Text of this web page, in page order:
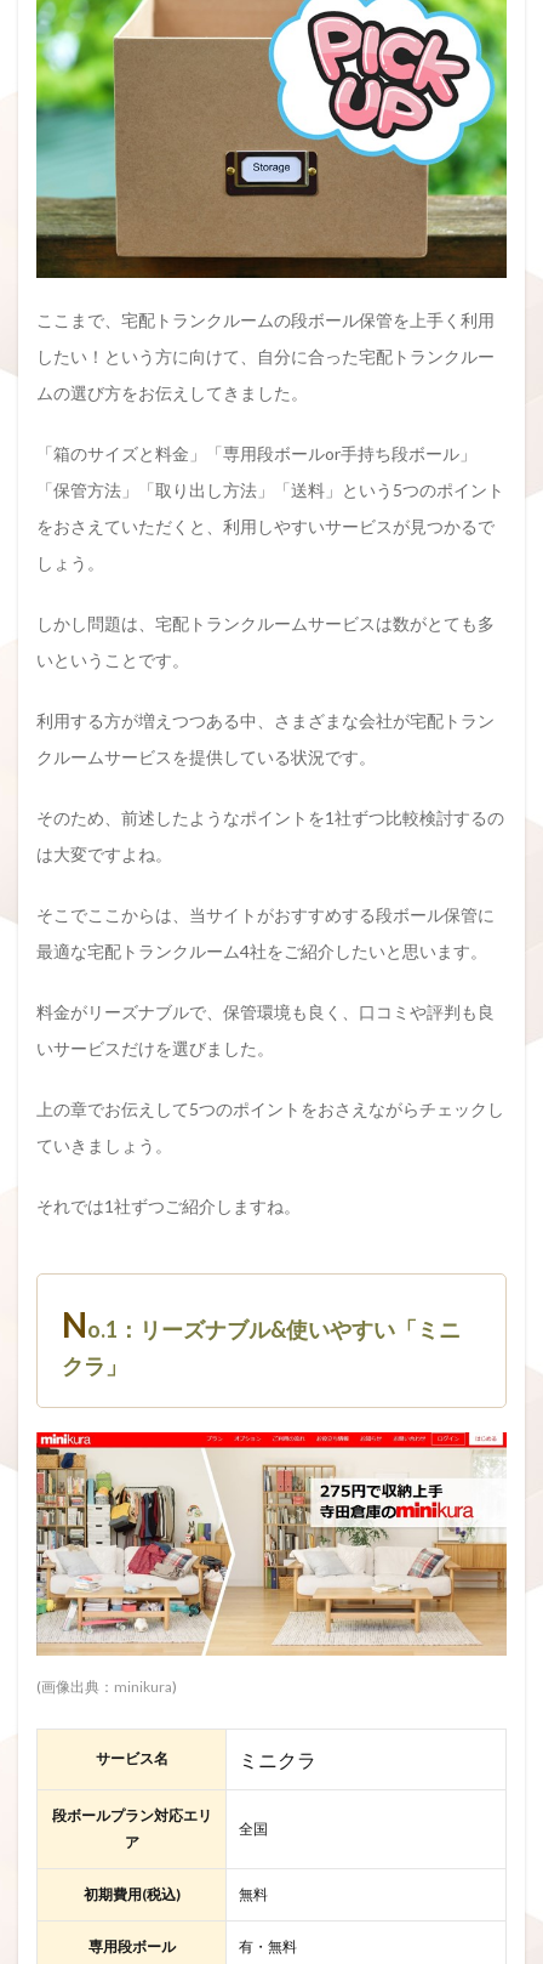
ここまで、宅配トランクルームの段ボール保管を上手く利用
したい！という方に向けて、自分に合った宅配トランクルー
ムの選び方をお伝えしてきました。
「箱のサイズと料金」「専用段ボールor手持ち段ボール」
「保管方法」「取り出し方法」「送料」という5つのポイント
をおさえていただくと、利用しやすいサービスが見つかるで
しょう。
しかし問題は、宅配トランクルームサービスは数がとても多
いということです。
利用する方が増えつつある中、さまざまな会社が宅配トラン
クルームサービスを提供している状況です。
そのため、前述したようなポイントを1社ずつ比較検討するの
は大変ですよね。
そこでここからは、当サイトがおすすめする段ボール保管に
最適な宅配トランクルーム4社をご紹介したいと思います。
料金がリーズナブルで、保管環境も良く、口コミや評判も良
いサービスだけを選びました。
上の章でお伝えして5つのポイントをおさえながらチェックし
ていきましょう。
それでは1社ずつご紹介しますね。
No.1：リーズナブル&使いやすい「ミニ
クラ」
(画像出典： minikura)
サービス名 ミニクラ
段ボールプラン対応エリ
ア
全国
初期費用(税込) 無料
専用段ボール 有・無料